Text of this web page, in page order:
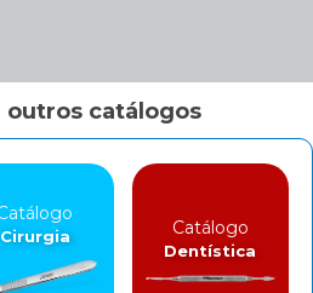
outros catálogos
Cirurgia Catálogo
Dentística